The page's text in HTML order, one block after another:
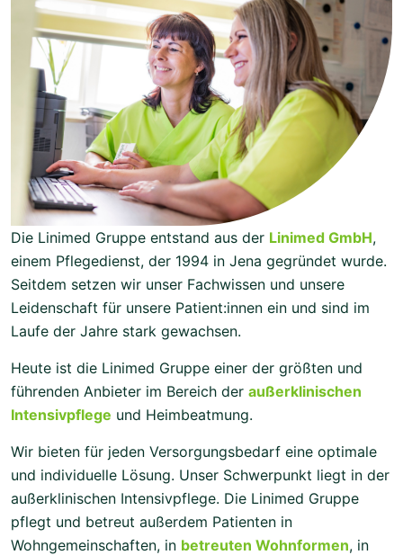
Die Linimed Gruppe entstand aus der Linimed GmbH,
einem Pflegedienst, der 1994 in Jena gegründet wurde.
Seitdem setzen wir unser Fachwissen und unsere
Leidenschaft für unsere Patient:innen ein und sind im
Laufe der Jahre stark gewachsen.
Heute ist die Linimed Gruppe einer der größten und
führenden Anbieter im Bereich der außerklinischen
Intensivpflege und Heimbeatmung.
Wir bieten für jeden Versorgungsbedarf eine optimale
und individuelle Lösung. Unser Schwerpunkt liegt in der
außerklinischen Intensivpflege. Die Linimed Gruppe
pflegt und betreut außerdem Patienten in
Wohngemeinschaften, in betreuten Wohnformen, in